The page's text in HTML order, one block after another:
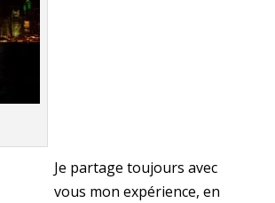
Je partage toujours avec
vous mon expérience, en